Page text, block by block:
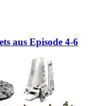
aus Episode 4-6